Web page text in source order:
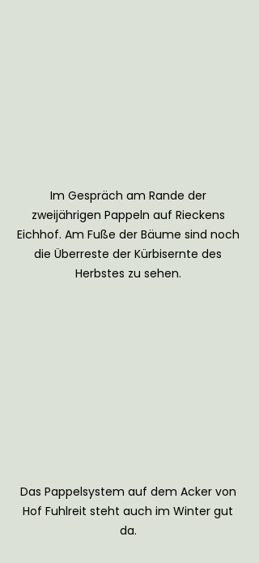
Im Gespräch am Rande der
zweijährigen Pappeln auf Rieckens
Eichhof. Am Fuße der Bäume sind noch
die Überreste der Kürbisernte des
Herbstes zu sehen.
Das Pappelsystem auf dem Acker von
Hof Fuhlreit steht auch im Winter gut
da.